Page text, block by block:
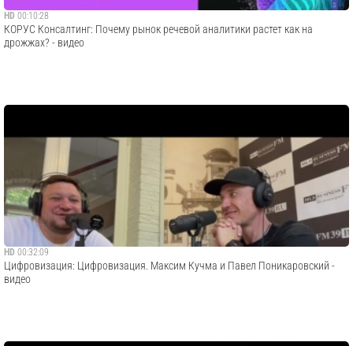
HD 00:10:28
КОРУС Консалтинг: Почему рынок речевой аналитики растет как на
дрожжах? - видео
HD 00:32:09
Цифровизация: Цифровизация. Максим Кучма и Павел Поникаровский -
видео